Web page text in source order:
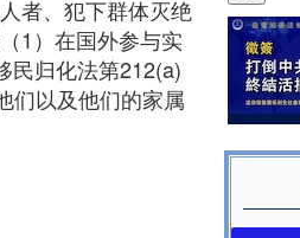
者、犯下群体灭绝
1）在国外参与实
民归化法第212(a)
们以及他们的家属